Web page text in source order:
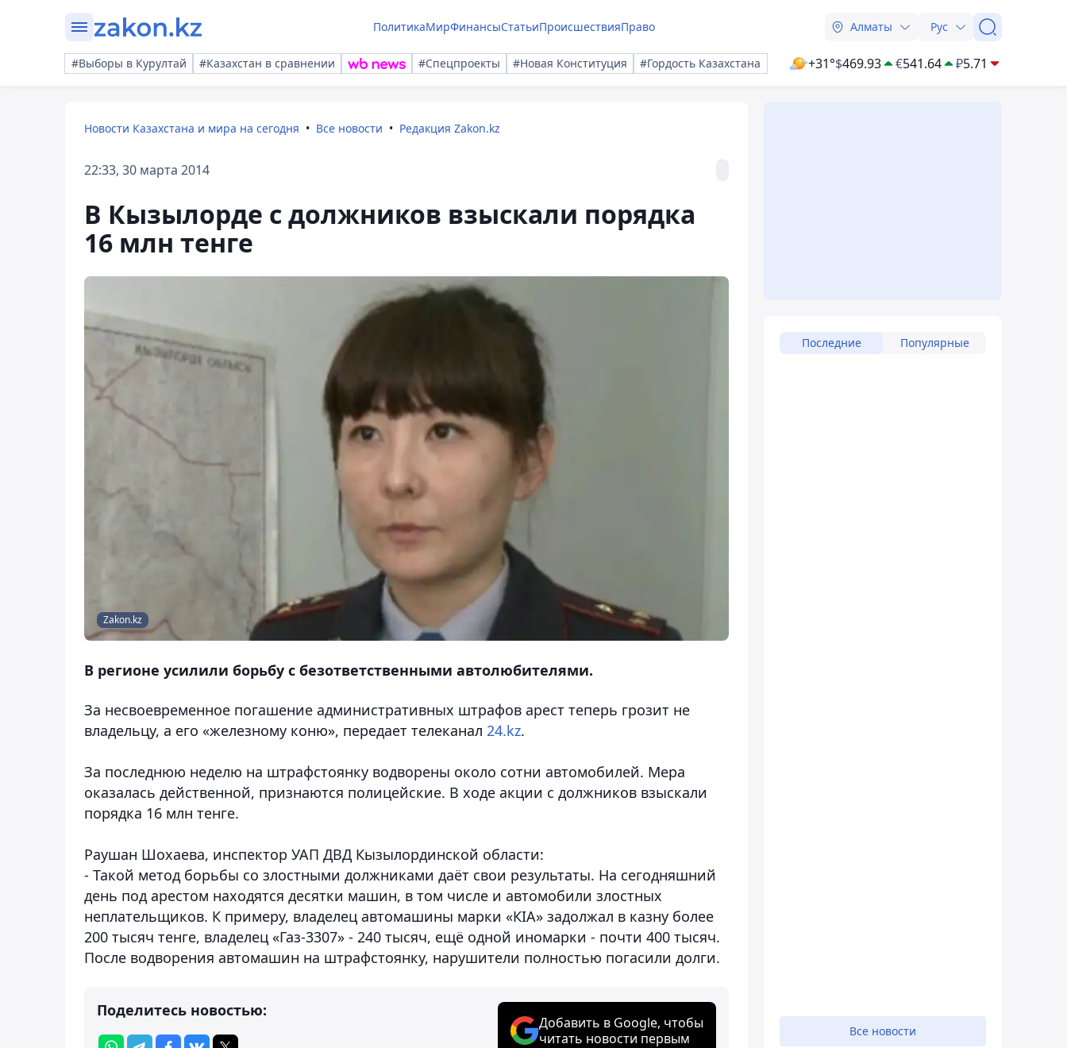
ПолитикаМирФинансыСтатьиПроисшествияПраво Алматы Рус
#Выборы в Курултай #Казахстан в сравнении #Спецпроекты #Новая Конституция #Гордость Казахстана +31°$469.93 €541.64 ₽5.71
Новости Казахстана и мира на сегодня Все новости Редакция Zakon.kz
22:33, 30 марта 2014
В Кызылорде с должников взыскали порядка
16 млн тенге
Zakon.kz
В регионе усилили борьбу с безответственными автолюбителями.
За несвоевременное погашение административных штрафов арест теперь грозит не
владельцу, а его «железному коню», передает телеканал 24.kz.
За последнюю неделю на штрафстоянку водворены около сотни автомобилей. Мера
оказалась действенной, признаются полицейские. В ходе акции с должников взыскали
порядка 16 млн тенге.
Раушан Шохаева, инспектор УАП ДВД Кызылординской области:
- Такой метод борьбы со злостными должниками даёт свои результаты. На сегодняшний
день под арестом находятся десятки машин, в том числе и автомобили злостных
неплательщиков. К примеру, владелец автомашины марки «КIA» задолжал в казну более
200 тысяч тенге, владелец «Газ-3307» - 240 тысяч, ещё одной иномарки - почти 400 тысяч.
После водворения автомашин на штрафстоянку, нарушители полностью погасили долги.
Поделитесь новостью:
Добавить в Google, чтобы
читать новости первым
Последние Популярные
Все новости